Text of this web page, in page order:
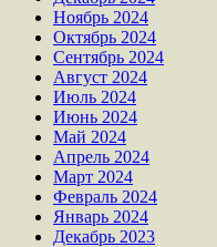
Ноябрь 2024
Октябрь 2024
Сентябрь 2024
Август 2024
Июль 2024
Июнь 2024
Май 2024
Апрель 2024
Март 2024
Февраль 2024
Январь 2024
Декабрь 2023